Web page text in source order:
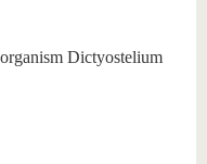
Dictyostelium